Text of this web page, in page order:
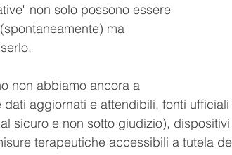
non solo possono essere
ma
non abbiamo ancora a
dati aggiornati e attendibili, fonti
sicuro e non sotto giudizio),
terapeutiche accessibili a tutela